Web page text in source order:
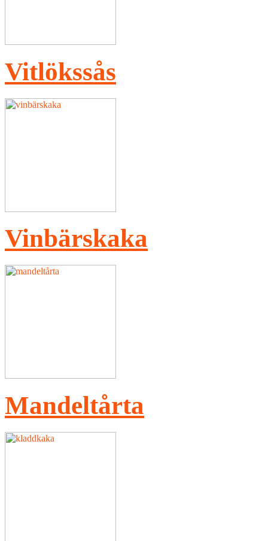
Vitlökssås
Vinbärskaka
Mandeltårta